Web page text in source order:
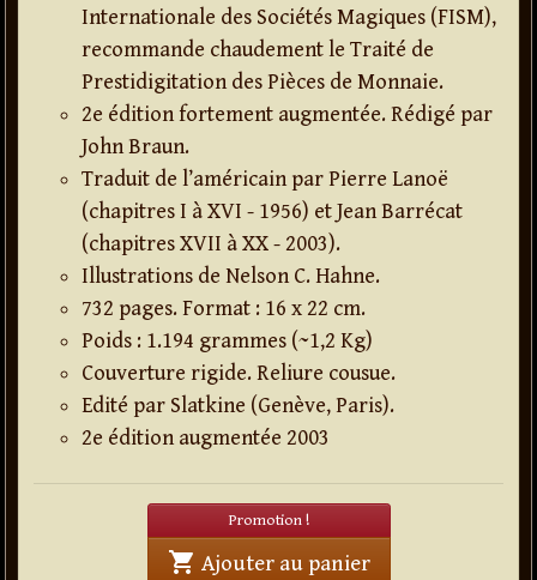
Internationale des Sociétés Magiques (FISM),
recommande chaudement le Traité de
Prestidigitation des Pièces de Monnaie.
2e édition fortement augmentée. Rédigé par
John Braun.
Traduit de l’américain par Pierre Lanoë
(chapitres I à XVI - 1956) et Jean Barrécat
(chapitres XVII à XX - 2003).
Illustrations de Nelson C. Hahne.
732 pages. Format : 16 x 22 cm.
Poids : 1.194 grammes (~1,2 Kg)
Couverture rigide. Reliure cousue.
Edité par Slatkine (Genève, Paris).
2e édition augmentée 2003
Promotion !
shopping_cart Ajouter au panier' . Traité de la